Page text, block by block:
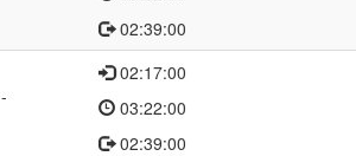
02:39:00
-
02:17:00
03:22:00
02:39:00